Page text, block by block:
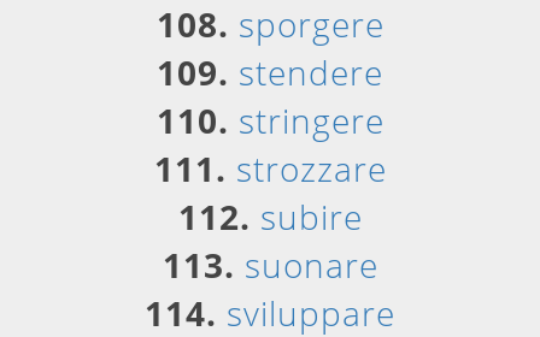
108. sporgere
109. stendere
110. stringere
111. strozzare
112. subire
113. suonare
114. sviluppare